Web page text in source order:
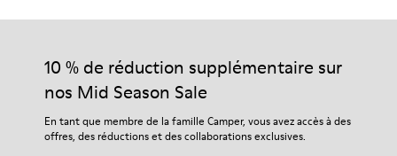
10 % de réduction supplémentaire sur
nos Mid Season Sale
En tant que membre de la famille Camper, vous avez accès à des
offres, des réductions et des collaborations exclusives.